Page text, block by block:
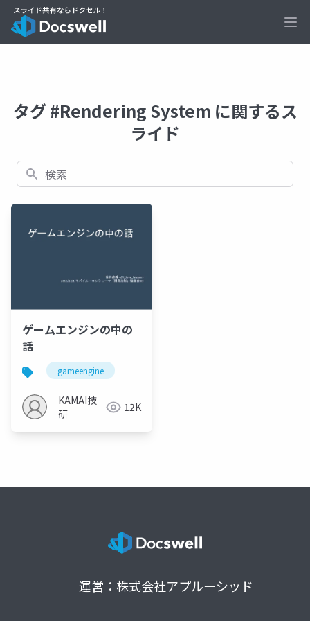
タグ #Rendering System に関するス
ライド
検索
ゲームエンジンの中の
話
gameengine
KAMAI技
研
12K
運営：株式会社アプルーシッド